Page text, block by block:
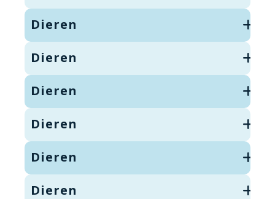
Dieren
Dieren
Dieren
Dieren
Dieren
Dieren